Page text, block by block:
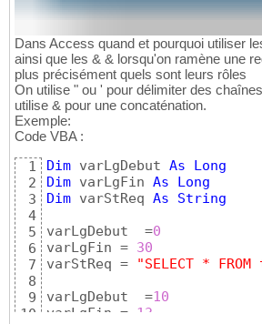
Dans Access quand et pourquoi utiliser
ainsi que les & & lorsqu'on ramène une
plus précisément quels sont leurs rôles
On utilise " ou ' pour délimiter des
utilise & pour une concaténation.
Exemple:
Code VBA :
1
2
3
4
5
6
7
8
9
10
Dim varLgDebut As
Long
Dim varLgFin As
Long
Dim varStReq As
String
varLgDebut  =0
varLgFin = 30
varStReq =
"SELECT *
varLgDebut  =10
varLgFin = 13